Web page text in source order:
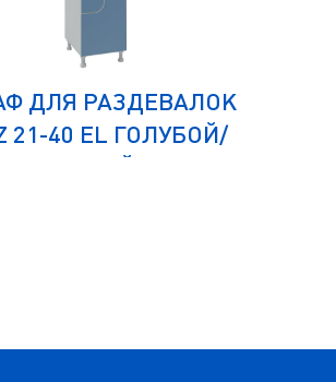
ДЛЯ РАЗДЕВАЛОК
21-40 EL ГОЛУБОЙ/